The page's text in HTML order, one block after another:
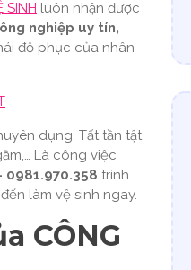
SINH luôn nhận được
nghiệp uy tín,
độ phục của nhân
dụng. Tất tần tật
Là công việc
0981.970.358 trình
làm vệ sinh ngay.
CÔNG